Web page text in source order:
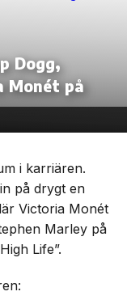
Dogg,
Monét på
i karriären.
på drygt en
Victoria Monét
Marley på
Life”.